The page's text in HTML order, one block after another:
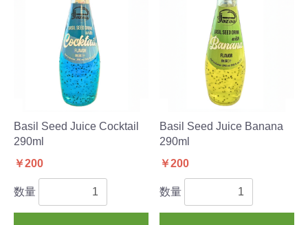
Basil Seed Juice Cocktail
290ml
￥200
数量
Basil Seed Juice Banana
290ml
￥200
数量